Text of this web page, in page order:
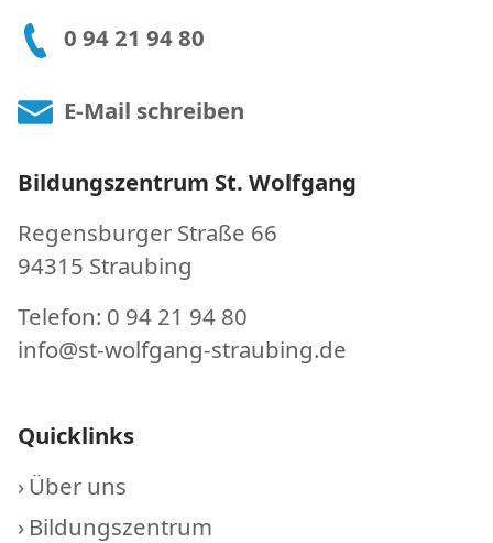
0 94 21 94 80
E-Mail schreiben
Bildungszentrum St. Wolfgang
Regensburger Straße 66
94315 Straubing
Telefon: 0 94 21 94 80
info@st-wolfgang-straubing.de
Quicklinks
Über uns
Bildungszentrum